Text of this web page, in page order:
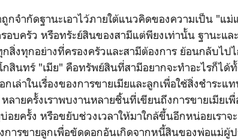
กจำกัดฐานะเอาไว้ภายใต้แนวคิดของความเป็น "แม่
อบครัว หรือทรัะย์สินของสามีแต่พียงเท่านั้น ฐานะแ
สิ่งทุกอย่างที่ครองครัวและสามีต้องการ ย้อนกลับไป
สินทร์ "เมีย" คือทรัพย์สินที่สามีอยากจะทำอะไรก็ได้ทั้
เล่าในเรื่องของการขายเมียและลูกเพื่อใช้สิ่งชำระแ
ลายครั้งเราพบงานหลายชิ้นที่เขียนถึงการขายเมียเ
อยครั้ง หรือขยับช่วงเวลาให้มาใกล้ขึ้นอีกหน่อยเราจ
ารขายลูกเพื่อขัดดอกอันเกิดจากหนี้สินของพ่อแม่ผู้